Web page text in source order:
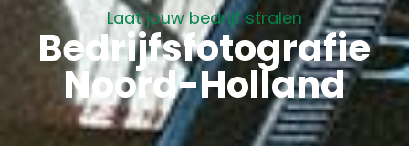
Laat jouw bedrijf stralen
Bedrijfsfotografie
Noord-Holland